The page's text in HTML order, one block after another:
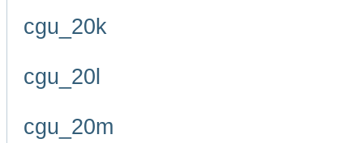
cgu_20k
cgu_20l
cgu_20m